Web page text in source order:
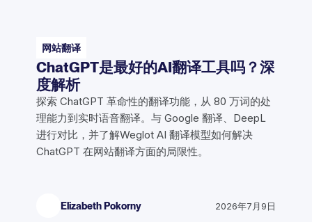
网站翻译
ChatGPT是最好的AI翻译工具吗？深
度解析
探索 ChatGPT 革命性的翻译功能，从 80 万词的处
理能力到实时语音翻译。与 Google 翻译、DeepL
进行对比，并了解Weglot AI 翻译模型如何解决
ChatGPT 在网站翻译方面的局限性。
Elizabeth Pokorny 2026年7月9日